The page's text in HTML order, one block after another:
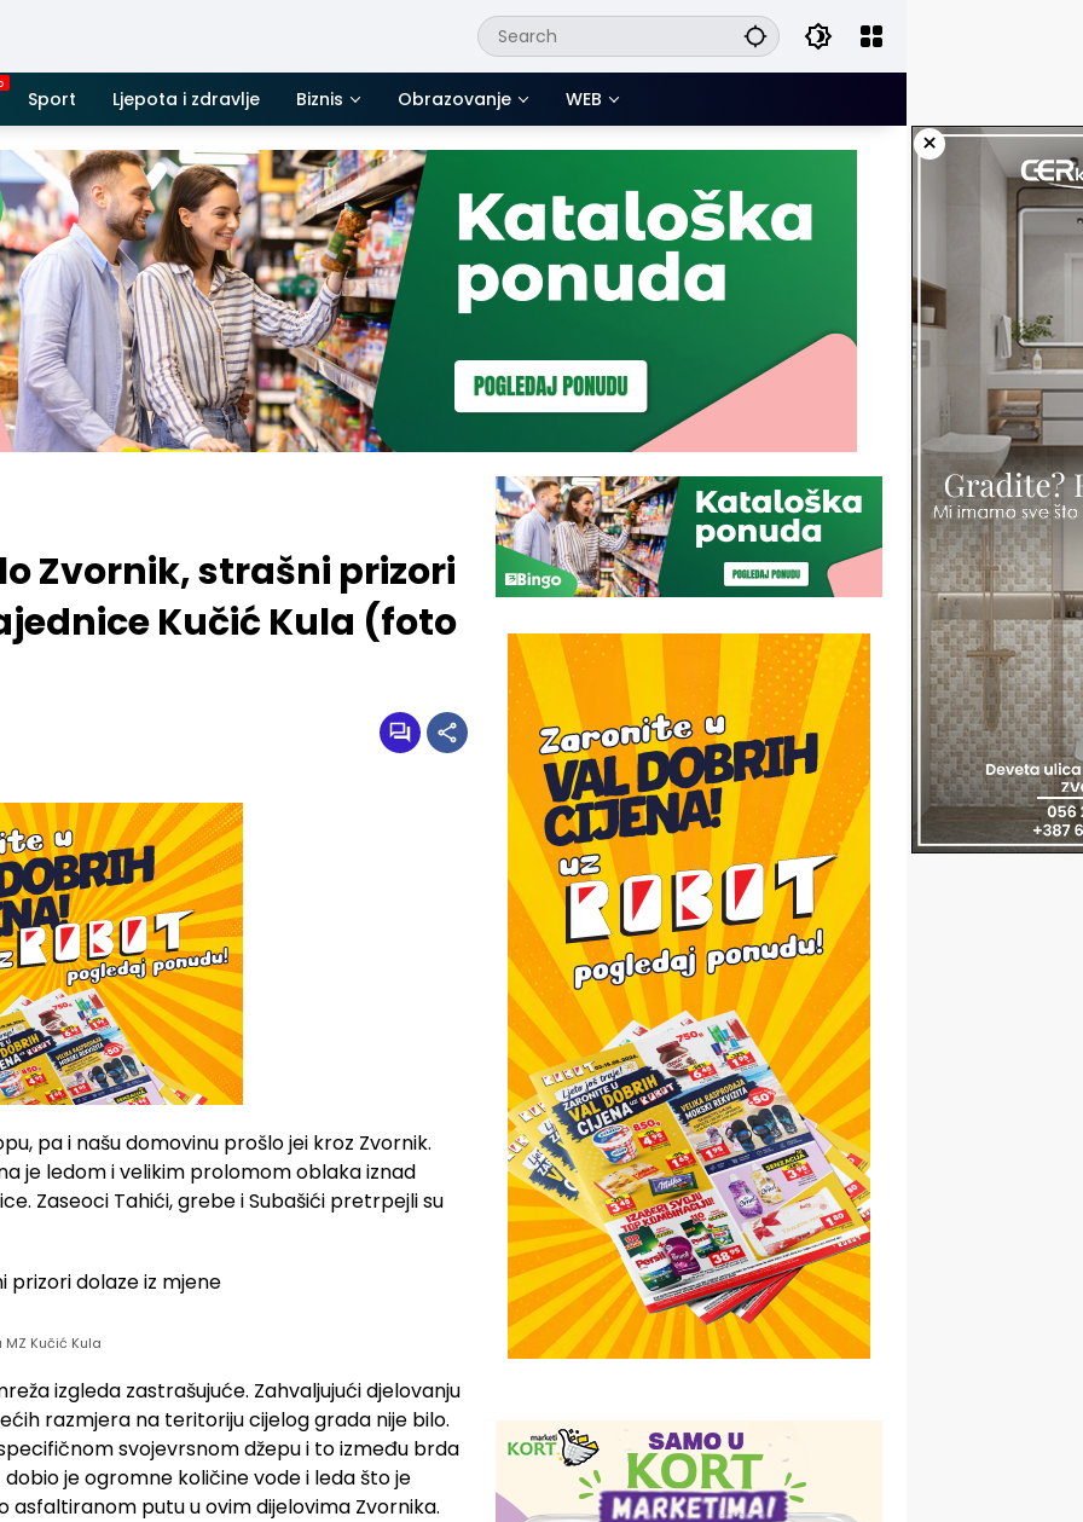
Sport Ljepota i zdravlje Biznis Obrazovanje WEB
×
Zvornik, strašni prizori
Kučić Kula (foto
pa i našu domovinu prošlo jei kroz Zvornik.
je ledom i velikim prolomom oblaka iznad
Zaseoci Tahići, grebe i Subašići pretrpejli su
Kučić Kula
izgleda zastrašujuće. Zahvaljujući djelovanju
razmjera na teritoriju cijelog grada nije bilo.
svojevrsnom džepu i to između brda
je ogromne količine vode i leda što je
putu u ovim dijelovima Zvornika.